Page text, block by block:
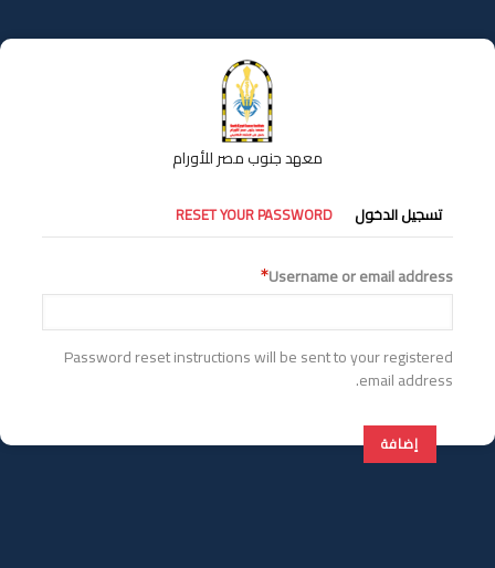
إلى
المحتوى
معهد جنوب مصر للأورام
التبويبات
الأساسية
تسجيل الدخول RESET YOUR PASSWORD
Username or email address
Password reset instructions will be sent to your registered
email address.